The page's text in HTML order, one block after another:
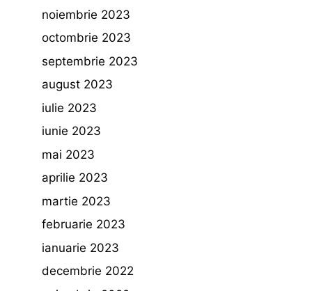
noiembrie 2023
octombrie 2023
septembrie 2023
august 2023
iulie 2023
iunie 2023
mai 2023
aprilie 2023
martie 2023
februarie 2023
ianuarie 2023
decembrie 2022